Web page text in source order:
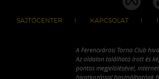
SAJTÓCENTER KAPCSOLAT
A Ferencvárosi Torna Club
Az oldalon található írott és
pontos megjelölésével,
hivatkozással használhatóak